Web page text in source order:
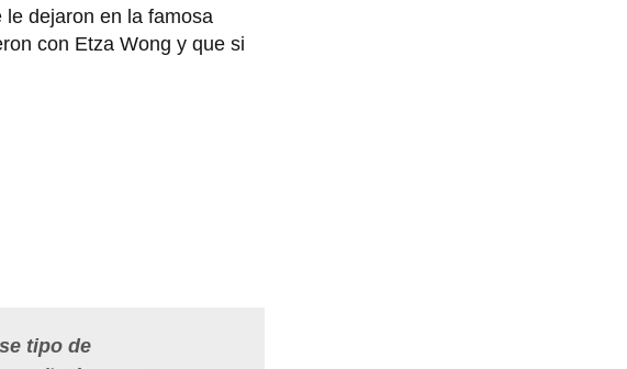
dejaron en la famosa
con Etza Wong y que si
tipo de